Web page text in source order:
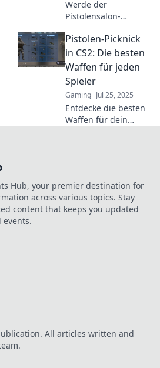
Werde der
Pistolensalon-
Entdecke Tipps,
Tricks und
Strategien, um deine
Skills zu verbessern
und den Sieg zu
sichern!
Pistolen-Picknick
in CS2: Die besten
Waffen für jeden
Spieler
Gaming Jul 25, 2025
Entdecke die besten
Waffen für dein
Hub, your premier destination for
across various topics. Stay
content that keeps you updated
All articles written and